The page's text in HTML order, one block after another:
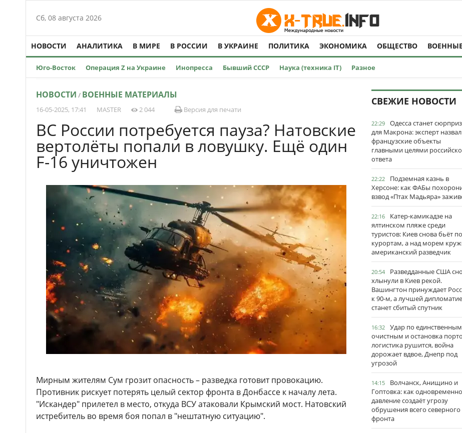
Сб, 08 августа 2026
НОВОСТИ АНАЛИТИКА В МИРЕ В РОССИИ В УКРАИНЕ ПОЛИТИКА ЭКОНОМИКА ОБЩЕСТВО
Юго-Восток Операция Z на Украине Инопресса Бывший СССР Наука (техника IT) Разное
НОВОСТИ / ВОЕННЫЕ МАТЕРИАЛЫ
16-05-2025, 17:41 MASTER 2 044 Версия для печати
ВС России потребуется пауза? Натовские
вертолёты попали в ловушку. Ещё один
F-16 уничтожен
Мирным жителям Сум грозит опасность – разведка готовит провокацию.
Противник рискует потерять целый сектор фронта в Донбассе к началу лета.
"Искандер" прилетел в место, откуда ВСУ атаковали Крымский мост. Натовский
истребитель во время боя попал в "нештатную ситуацию".
СВЕЖИЕ НОВОСТИ
22:29
Одесса станет
для Макрона: эксперт назвал
французские объекты
главными целями
ответа
22:22
Подземная казнь в
Херсоне: как ФАБы
взвод «Птах Мадьяра»
22:16
Катер-камикадзе на
ялтинском пляже среди
туристов: Киев снова бьёт по
курортам, а над морем
американский разведчик
20:54
Разведданные США
хлынули в Киев рекой.
Вашингтон принуждает
к 90-м, а лучшей
станет сбитый спутник
16:32
Удар по единственным
очистным и остановка
логистика рушится, война
дорожает вдвое, Днепр под
угрозой
14:15
Волчанск, Анищино и
Гоптовка: как
давление создаёт угрозу
обрушения всего северного
фронта